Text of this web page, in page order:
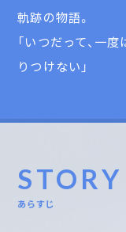
軌跡の物語。
「いつだって、一
りつけない」
STORY
あらすじ